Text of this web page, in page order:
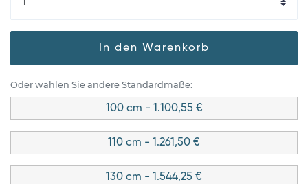
In den Warenkorb
Oder wählen Sie andere Standardmaße:
100 cm - 1.100,55 €
110 cm - 1.261,50 €
130 cm - 1.544,25 €